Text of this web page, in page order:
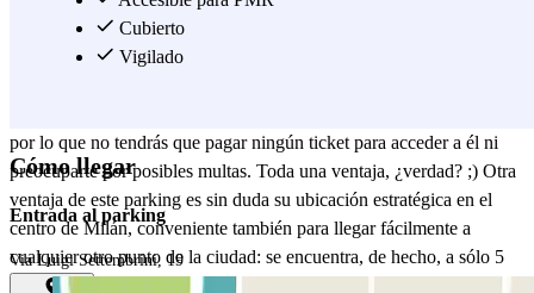
Parclick. A la salida, sólo tienes que seguir las indicaciones del
personal del parking para recoger el coche, hacer el check-out y salir
por lo que no tendrás que pagar ningún ticket para acceder a él ni
preocuparte por posibles multas. Toda una ventaja, ¿verdad? ;) Otra
ventaja de este parking es sin duda su ubicación estratégica en el
centro de Milán, conveniente también para llegar fácilmente a
cualquier otro punto de la ciudad: se encuentra, de hecho, a sólo 5
minutos a pie de la estación de metro M2-M3 Centrale de Milán,
Cubierto
Vigilado
Cómo llegar
Entrada al parking
Via Luigi Settembrini, 19